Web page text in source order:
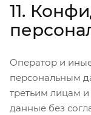
11.
Оператор и
персональным
третьим лицам
данные без